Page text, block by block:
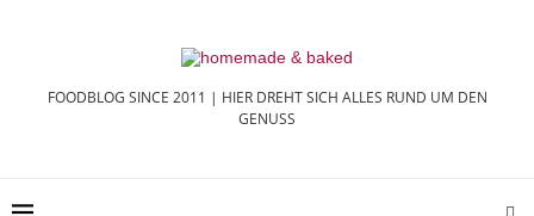
FOODBLOG SINCE 2011 | HIER DREHT SICH ALLES RUND UM DEN
GENUSS